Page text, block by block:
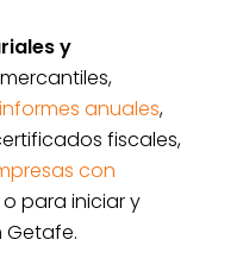
y
informes anuales,
fiscales,
con
o para iniciar y
Getafe.